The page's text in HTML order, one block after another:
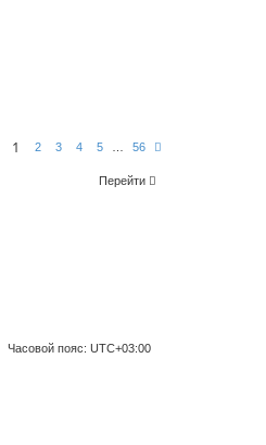
1 2 3 4 5 56
Перейти
Часовой пояс: UTC+03:00